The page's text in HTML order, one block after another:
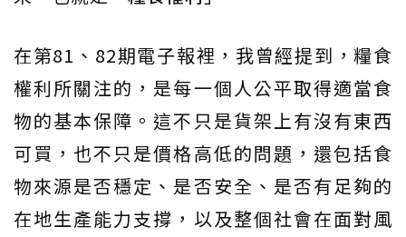
在第81、82期電子報裡，我曾經提到，糧食
權利所關注的，是每一個人公平取得適當食
物的基本保障。這不只是貨架上有沒有東西
可買，也不只是價格高低的問題，還包括食
物來源是否穩定、是否安全、是否有足夠的
在地生產能力支撐，以及整個社會在面對風